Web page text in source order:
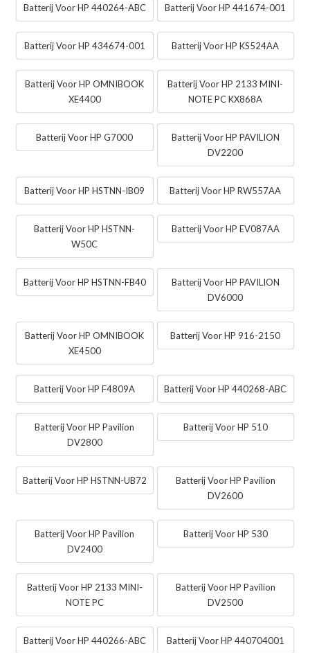
Batterij Voor HP 440264-ABC Batterij Voor HP 441674-001
Batterij Voor HP 434674-001 Batterij Voor HP KS524AA
Batterij Voor HP OMNIBOOK
XE4400
Batterij Voor HP 2133 MINI-
NOTE PC KX868A
Batterij Voor HP G7000
Batterij Voor HP PAVILION
DV2200
Batterij Voor HP HSTNN-IB09 Batterij Voor HP RW557AA
Batterij Voor HP HSTNN-
W50C
Batterij Voor HP EV087AA
Batterij Voor HP HSTNN-FB40
Batterij Voor HP PAVILION
DV6000
Batterij Voor HP OMNIBOOK
XE4500
Batterij Voor HP 916-2150
Batterij Voor HP F4809A Batterij Voor HP 440268-ABC
Batterij Voor HP Pavilion
DV2800
Batterij Voor HP 510
Batterij Voor HP HSTNN-UB72
Batterij Voor HP Pavilion
DV2600
Batterij Voor HP Pavilion
DV2400
Batterij Voor HP 530
Batterij Voor HP 2133 MINI-
NOTE PC
Batterij Voor HP Pavilion
DV2500
Batterij Voor HP 440266-ABC Batterij Voor HP 440704001